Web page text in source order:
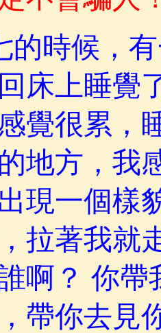
的時候，
床上睡覺
覺很累，
地方，我
現一個樣
拉著我就
啊？ 你帶
帶你去見